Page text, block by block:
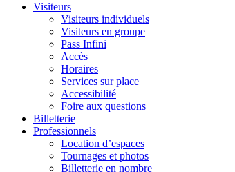
Visiteurs
Visiteurs individuels
Visiteurs en groupe
Pass Infini
Accès
Horaires
Services sur place
Accessibilité
Foire aux questions
Billetterie
Professionnels
Location d’espaces
Tournages et photos
Billetterie en nombre